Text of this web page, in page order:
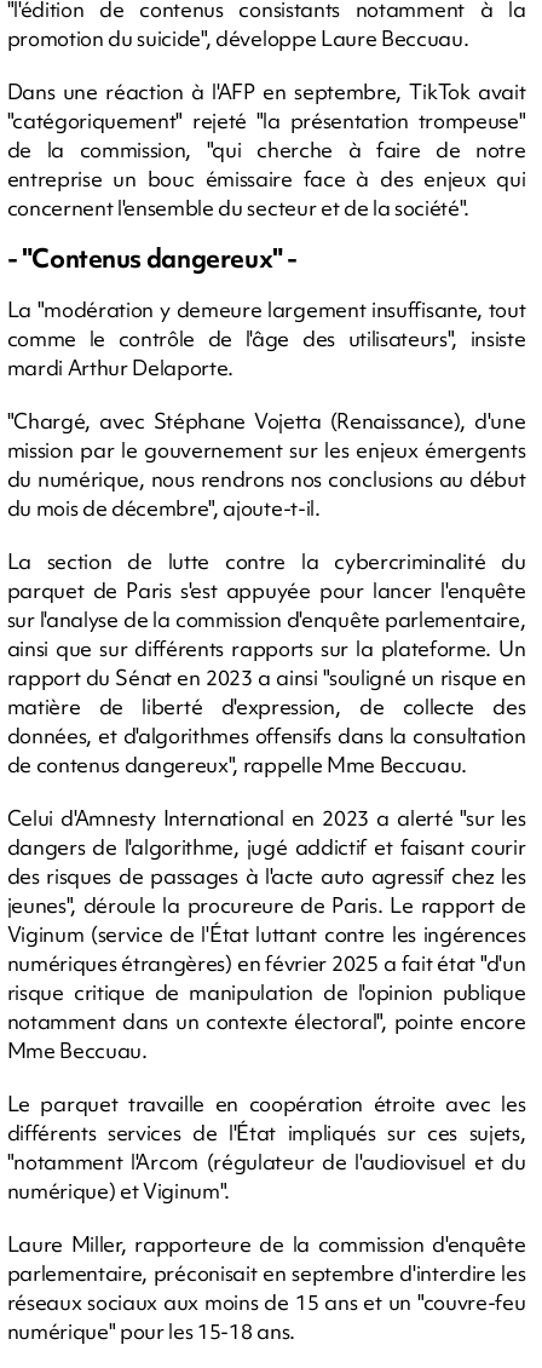
"l'édition de contenus consistants notamment à la
promotion du suicide", développe Laure Beccuau.
Dans une réaction à l'AFP en septembre, TikTok avait
"catégoriquement" rejeté "la présentation trompeuse"
de la commission, "qui cherche à faire de notre
entreprise un bouc émissaire face à des enjeux qui
concernent l'ensemble du secteur et de la société".
- "Contenus dangereux" -
La "modération y demeure largement insuffisante, tout
comme le contrôle de l'âge des utilisateurs", insiste
mardi Arthur Delaporte.
"Chargé, avec Stéphane Vojetta (Renaissance), d'une
mission par le gouvernement sur les enjeux émergents
du numérique, nous rendrons nos conclusions au début
du mois de décembre", ajoute-t-il.
La section de lutte contre la cybercriminalité du
parquet de Paris s'est appuyée pour lancer l'enquête
sur l'analyse de la commission d'enquête parlementaire,
ainsi que sur différents rapports sur la plateforme. Un
rapport du Sénat en 2023 a ainsi "souligné un risque en
matière de liberté d'expression, de collecte des
données, et d'algorithmes offensifs dans la consultation
de contenus dangereux", rappelle Mme Beccuau.
Celui d'Amnesty International en 2023 a alerté "sur les
dangers de l'algorithme, jugé addictif et faisant courir
des risques de passages à l'acte auto agressif chez les
jeunes", déroule la procureure de Paris. Le rapport de
Viginum (service de l'État luttant contre les ingérences
numériques étrangères) en février 2025 a fait état "d'un
risque critique de manipulation de l'opinion publique
notamment dans un contexte électoral", pointe encore
Mme Beccuau.
Le parquet travaille en coopération étroite avec les
différents services de l'État impliqués sur ces sujets,
"notamment l'Arcom (régulateur de l'audiovisuel et du
numérique) et Viginum".
Laure Miller, rapporteure de la commission d'enquête
parlementaire, préconisait en septembre d'interdire les
réseaux sociaux aux moins de 15 ans et un "couvre-feu
numérique" pour les 15-18 ans.